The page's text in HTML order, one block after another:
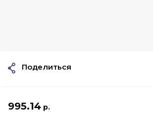
995.14 р.
Поделиться